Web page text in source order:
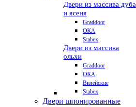
Двери из массива дуба
и ясеня
Graddoor
ОКА
Stabex
Двери из массива
ольхи
Graddoor
ОКА
Вилейские
Stabex
Двери шпонированные